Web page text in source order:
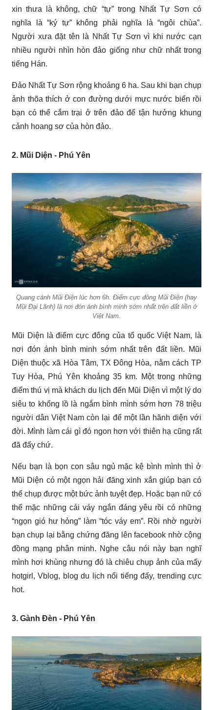
xin thưa là không, chữ “tự” trong Nhất Tự Sơn có
nghĩa là “ký tự” không phải nghĩa là “ngôi chùa”.
Người xưa đặt tên là Nhất Tự Sơn vì khi nước cạn
nhiều người nhìn hòn đảo giống như chữ nhất trong
tiếng Hán.
Đảo Nhất Tự Sơn rộng khoảng 6 ha. Sau khi bạn chụp
ảnh thõa thích ở con đường dưới mực nước biển rồi
bạn có thể cắm trại ở trên đảo để tận hưởng khung
cảnh hoang sơ của hòn đảo.
2. Mũi Diện - Phú Yên
Quang cảnh Mũi Điện lúc hơn 6h. Điểm cực đông Mũi Điện (hay
Mũi Đại Lãnh) là nơi đón ánh bình minh sớm nhất trên đất liền ở
Việt Nam.
Mũi Diện là điểm cực đông của tổ quốc Việt Nam, là
nơi đón ánh bình minh sớm nhất trên đất liền. Mũi
Diện thuộc xã Hòa Tâm, TX Đông Hòa, nằm cách TP
Tuy Hòa, Phú Yên khoảng 35 km. Một trong những
điểm thú vị mà khách du lịch đến Mũi Diện vì một lý do
siêu to khổng lồ là ngắm bình mình sớm hơn 78 triệu
người dân Việt Nam còn lại để một lần hãnh diện với
đời. Mình làm cái gì đó ngon hơn với thiên hạ cũng rất
đã đấy chứ.
Nếu bạn là bọn con sâu ngủ mặc kệ bình mình thì ở
Mũi Diện có một ngọn hải đăng xinh xắn giúp bạn có
thể chụp được một bức ảnh tuyệt đẹp. Hoặc bạn nữ có
thể mặc những cái váy ngắn đáng yêu rồi có những
“ngọn gió hư hỏng” làm “tóc váy em”. Rồi nhờ người
bạn chụp lại bằng chứng đăng lên facebook nhờ cộng
đồng mạng phân minh. Nghe câu nói này bạn nghĩ
mình hơi khùng nhưng đó là chiêu chụp ảnh của mấy
hotgirl, Vblog, blog du lịch nổi tiếng đấy, trending cực
hot.
3. Gành Đèn - Phú Yên